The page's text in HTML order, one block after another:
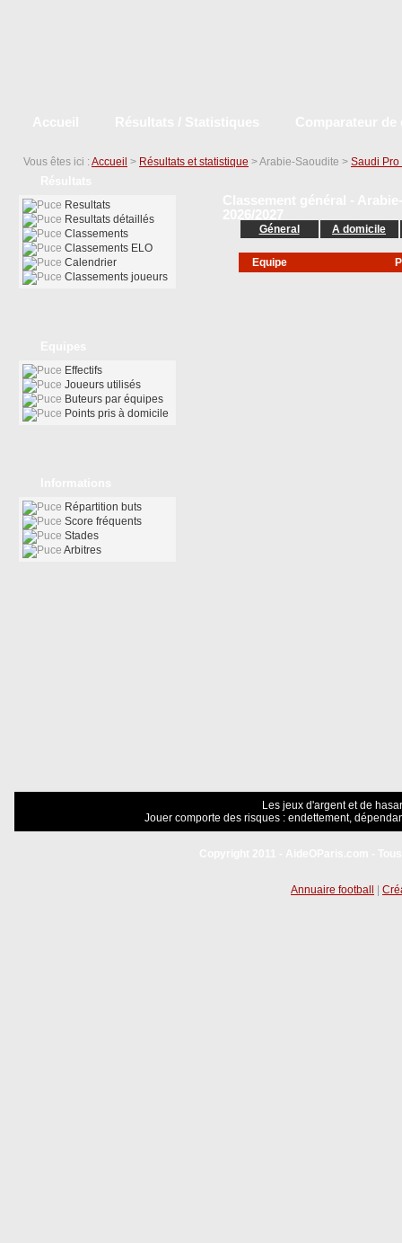
Vous êtes ici : Accueil > Résultats et statistique > Arabie-Saoudite > Saudi
Géneral A domicile
Equipe
Resultats
Resultats détaillés
Classements
Classements ELO
Calendrier
Classements joueurs
Effectifs
Joueurs utilisés
Buteurs par équipes
Points pris à domicile
Répartition buts
Score fréquents
Stades
Arbitres
Les jeux d'argent et de
Jouer comporte des risques : endettement,
Annuaire football